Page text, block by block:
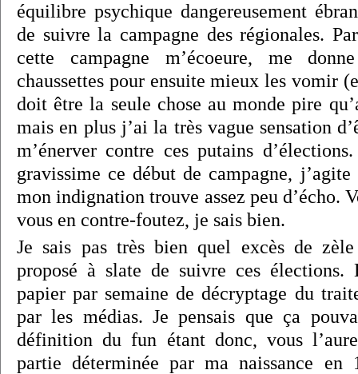
équilibre psychique dangereusement
de suivre la campagne des régionales.
cette campagne m’écoeure, me
chaussettes pour ensuite mieux les vomir
doit être la seule chose au monde pire
mais en plus j’ai la très vague sensation
m’énerver contre ces putains
gravissime ce début de campagne,
mon indignation trouve assez peu d’écho.
vous en contre-foutez, je sais bien.
Je sais pas très bien quel excès de
proposé à slate de suivre ces
papier par semaine de décryptage du
par les médias. Je pensais que ça
définition du fun étant donc, vous
partie déterminée par ma naissance en